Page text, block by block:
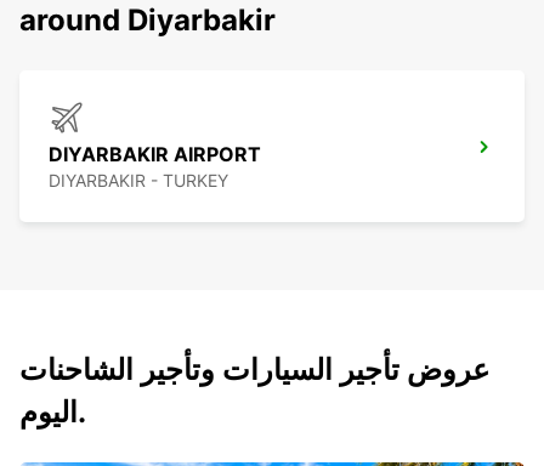
around Diyarbakir
DIYARBAKIR AIRPORT
DIYARBAKIR - TURKEY
عروض تأجير السيارات وتأجير الشاحنات
اليوم.